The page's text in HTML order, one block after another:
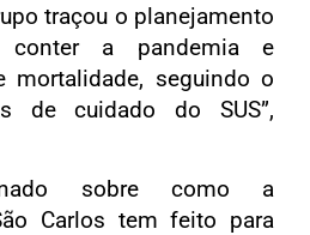
traçou o planejamento
conter a pandemia e
mortalidade, seguindo o
de cuidado do SUS”,
sobre como a
Carlos tem feito para